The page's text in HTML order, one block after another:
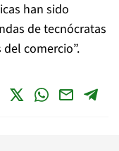
han sido
de tecnócratas
comercio”.